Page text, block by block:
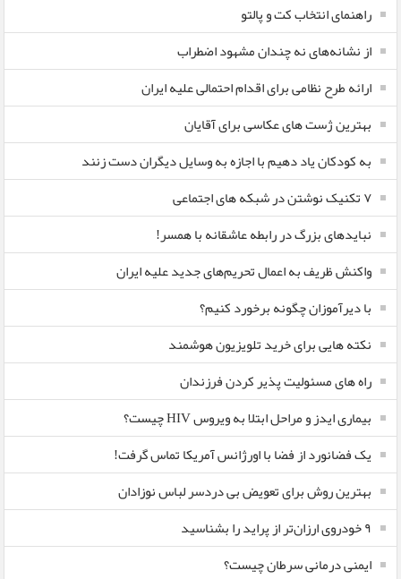
راهنمای انتخاب کت و پالتو
از نشانه‌های نه چندان مشهود اضطراب
ارائه طرح نظامی برای اقدام احتمالی علیه ایران
بهترین ژست های عکاسی برای آقایان
به کودکان یاد دهیم با اجازه به وسایل دیگران دست زنند
۷ تکنیک نوشتن در شبکه های اجتماعی
نبایدهای بزرگ در رابطه عاشقانه با همسر!
واکنش ظریف به اعمال تحریم‌های جدید علیه ایران
با دیرآموزان چگونه برخورد کنیم؟
نکته هایی برای خرید تلویزیون هوشمند
راه های مسئولیت پذیر کردن فرزندان
بیماری ایدز و مراحل ابتلا به ویروس HIV چیست؟
یک فضانورد از فضا با اورژانس آمریکا تماس گرفت!
بهترین روش برای تعویض بی دردسر لباس نوزادان
٩ خودروی ارزان‌تر از پراید را بشناسید
ایمنی درمانی سرطان چیست؟